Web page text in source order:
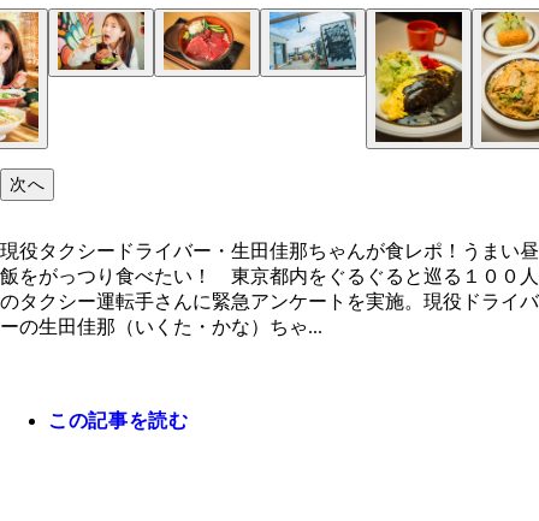
次へ
現役タクシードライバー・生田佳那ちゃんが食レポ！うまい昼
飯をがっつり食べたい！ 東京都内をぐるぐると巡る１００人
のタクシー運転手さんに緊急アンケートを実施。現役ドライバ
ーの生田佳那（いくた・かな）ちゃ...
この記事を読む